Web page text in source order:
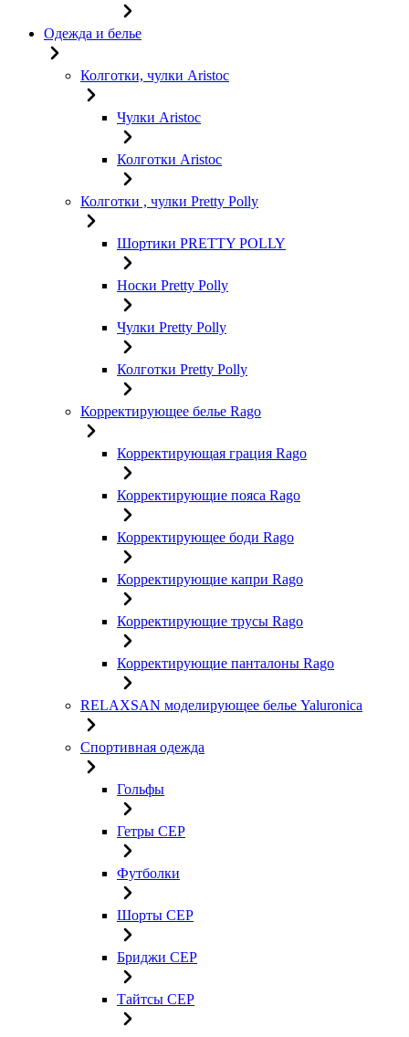
Одежда и белье
Колготки, чулки Aristoc
Чулки Aristoc
Колготки Aristoc
Колготки , чулки Pretty Polly
Шортики PRETTY POLLY
Носки Pretty Polly
Чулки Pretty Polly
Колготки Pretty Polly
Корректирующее белье Rago
Корректирующая грация Rago
Корректирующие пояса Rago
Корректирующее боди Rago
Корректирующие капри Rago
Корректирующие трусы Rago
Корректирующие панталоны Rago
RELAXSAN моделирующее белье Yaluroniсa
Спортивная одежда
Гольфы
Гетры CEP
Футболки
Шорты CEP
Бриджи CEP
Тайтсы CEP